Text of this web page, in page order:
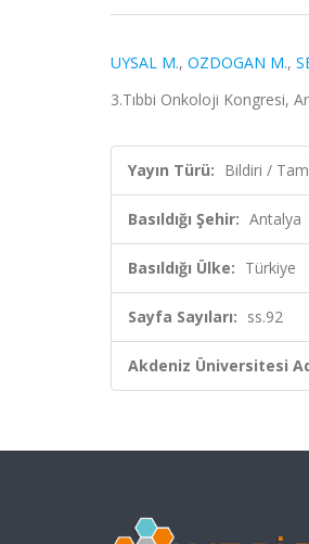
UYSAL M., OZDOGAN M.,
3.Tıbbi Onkoloji Kongresi,
Yayın Türü: Bildiri /
Basıldığı Şehir: Antalya
Basıldığı Ülke: Türkiye
Sayfa Sayıları: ss.92
Akdeniz Üniversitesi